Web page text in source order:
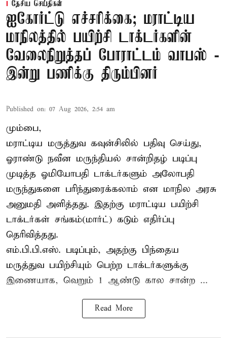
தேசிய செய்திகள்
ஐகோர்ட்டு எச்சரிக்கை; மராட்டிய
மாநிலத்தில் பயிற்சி டாக்டர்களின்
வேலைநிறுத்தப் போராட்டம் வாபஸ் -
இன்று பணிக்கு திரும்பினர்
Published on: 07 Aug 2026, 2:54 am
மும்பை,
மராட்டிய மருத்துவ கவுன்சிலில் பதிவு செய்து,
ஓராண்டு நவீன மருந்தியல் சான்றிதழ் படிப்பு
முடித்த ஓமியோபதி டாக்டர்களும் அலோபதி
மருந்துகளை பரிந்துரைக்கலாம் என மாநில அரசு
அனுமதி அளித்தது. இதற்கு மராட்டிய பயிற்சி
டாக்டர்கள் சங்கம்(மார்ட்) கடும் எதிர்ப்பு
தெரிவித்தது.
எம்.பி.பி.எஸ். படிப்பும், அதற்கு பிந்தைய
மருத்துவ பயிற்சியும் பெற்ற டாக்டர்களுக்கு
இணையாக, வெறும் 1 ஆண்டு கால சான்ற ...
Read More